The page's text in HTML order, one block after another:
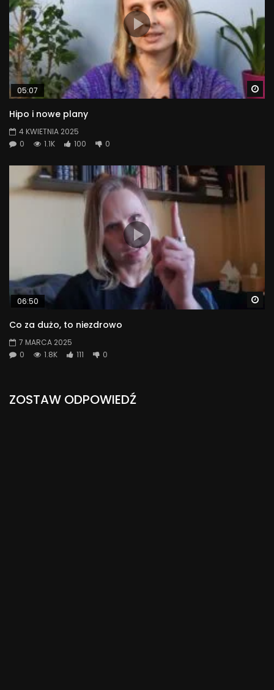
05:07
Hipo i nowe plany
4 KWIETNIA 2025
0
1.1K 100 0
06:50
Co za dużo, to niezdrowo
7 MARCA 2025
0
1.8K 111 0
ZOSTAW ODPOWIEDŹ